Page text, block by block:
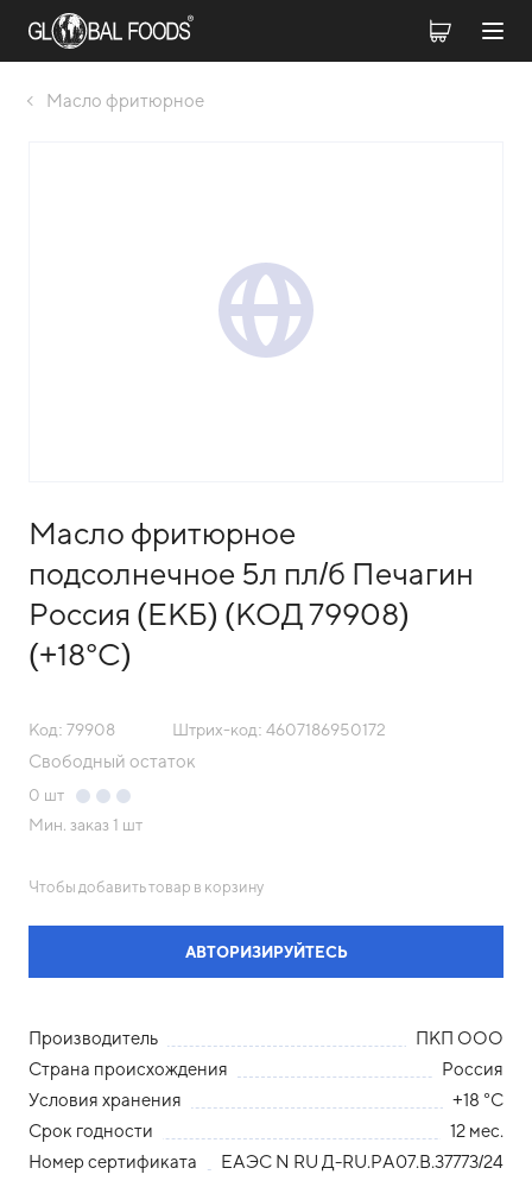
Масло фритюрное
Масло фритюрное
подсолнечное 5л пл/б Печагин
Россия (ЕКБ) (КОД 79908)
(+18°С)
Код: 79908 Штрих-код: 4607186950172
Свободный остаток
0 шт
Мин. заказ 1 шт
Чтобы добавить товар в корзину
АВТОРИЗИРУЙТЕСЬ
Производитель
ПКП ООО
Страна происхождения
Россия
Условия хранения
+18 °С
Срок годности
12 мес.
Номер сертификата
ЕАЭС N RU Д-RU.РА07.В.37773/24